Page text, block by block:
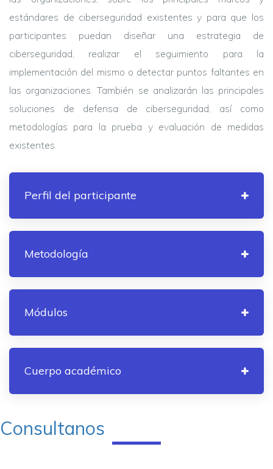
estándares de ciberseguridad existentes y para que los
participantes puedan diseñar una estrategia de
ciberseguridad, realizar el seguimiento para la
implementación del mismo o detectar puntos faltantes en
las organizaciones. También se analizarán las principales
soluciones de defensa de ciberseguridad, así como
metodologías para la prueba y evaluación de medidas
existentes.
Perfil del participante
Metodología
Módulos
Cuerpo académico
Consultanos